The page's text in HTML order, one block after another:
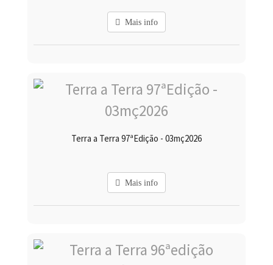
Mais info
Terra a Terra 97ªEdição - 03mç2026
Mais info